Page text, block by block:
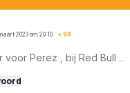
2023 om 20:10 + 98
voor Perez , bij Red Bull ..